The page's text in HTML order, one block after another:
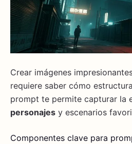
Crear imágenes
requiere saber cómo
prompt te permite capturar la
personajes y escenarios
Componentes clave para